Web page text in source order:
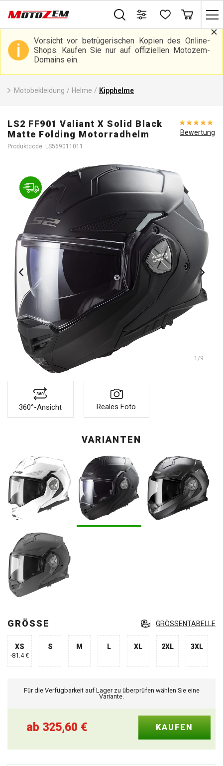
Vorsicht vor betrügerischen Kopien des Online-
Shops. Kaufen Sie nur auf offiziellen Motozem-
Domains ein.
Motobekleidung / Helme / Kipphelme
LS2 FF901 Valiant X Solid Black
Matte Folding Motorradhelm
Produktcode: LS569011011
Bewertung
1 /9
360°-Ansicht Reales Foto
VARIANTEN
GRÖSSE GRÖSSENTABELLE
XS
-81.4 €
S M L XL 2XL 3XL
Für die Verfügbarkeit auf Lager zu überprüfen wählen Sie eine
Variante.
ab 325,60 €